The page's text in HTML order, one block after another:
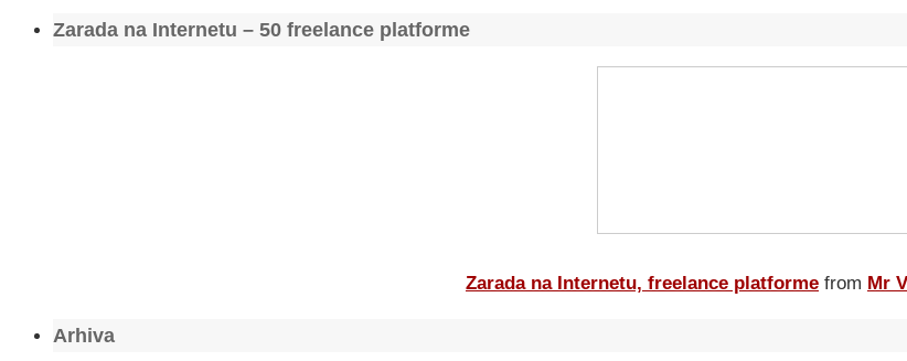
Zarada na Internetu – 50 freelance platforme
Zarada na Internetu, freelance platforme from Mr
Arhiva